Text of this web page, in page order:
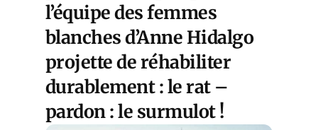
l’équipe des femmes
blanches d’Anne Hidalgo
projette de réhabiliter
durablement : le rat –
pardon : le surmulot !